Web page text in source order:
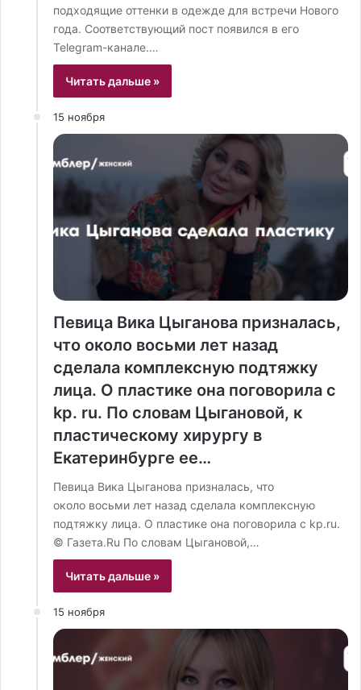
подходящие оттенки в одежде для встречи Нового
года. Соответствующий пост появился в его
Telegram-канале.…
Читать дальше »
15 ноября
Певица Вика Цыганова призналась,
что около восьми лет назад
сделала комплексную подтяжку
лица. О пластике она поговорила с
kp. ru. По словам Цыгановой, к
пластическому хирургу в
Екатеринбурге ее…
Певица Вика Цыганова призналась, что
около восьми лет назад сделала комплексную
подтяжку лица. О пластике она поговорила с kp.ru.
© Газета.Ru По словам Цыгановой,…
Читать дальше »
15 ноября